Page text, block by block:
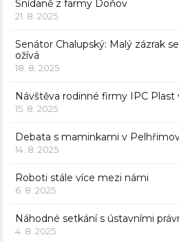
Snídaně z farmy Doňov
21. 8. 2025
Senátor Chalupský: Malý zázrak
ožívá
18. 8. 2025
Návštěva rodinné firmy IPC Plast
15. 8. 2025
Debata s maminkami v
14. 8. 2025
Roboti stále více mezi námi
6. 8. 2025
Náhodné setkání s ústavními
4. 8. 2025